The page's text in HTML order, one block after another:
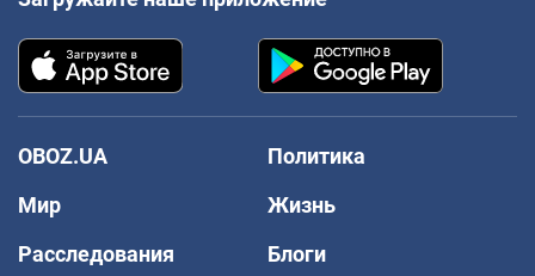
OBOZ.UA
Политика
Мир
Жизнь
Расследования
Блоги